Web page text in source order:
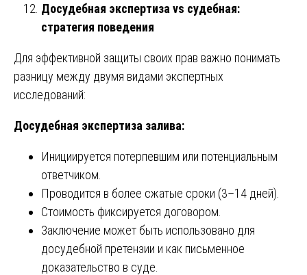
Досудебная экспертиза vs судебная:
стратегия поведения
Для эффективной защиты своих прав важно понимать
разницу между двумя видами экспертных
исследований:
Досудебная экспертиза залива:
Инициируется потерпевшим или потенциальным
ответчиком.
Проводится в более сжатые сроки (3–14 дней).
Стоимость фиксируется договором.
Заключение может быть использовано для
досудебной претензии и как письменное
доказательство в суде.